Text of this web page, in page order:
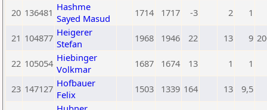
20 136481 Hashme
Sayed Masud
1714 1717 -3 2 1
21 104877 Heigerer
Stefan
1968 1946 22 13 9
22 105054 Hiebinger
Volkmar
1687 1674 13 1 1
23 147127 Hofbauer
Felix
1503 1339 164 13 9,5